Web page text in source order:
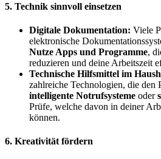
5. Technik sinnvoll einsetzen
Digitale Dokumentation: Viele
elektronische
Nutze Apps und Programme,
reduzieren und deine Arbeitszeit
Technische Hilfsmittel im
zahlreiche Technologien, die den
intelligente Notrufsysteme oder
Prüfe, welche davon in deiner
können.
6. Kreativität fördern